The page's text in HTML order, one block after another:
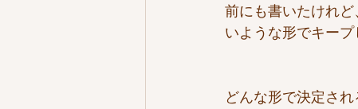
前にも書いたけれ
いような形でキープ
どんな形で決定され